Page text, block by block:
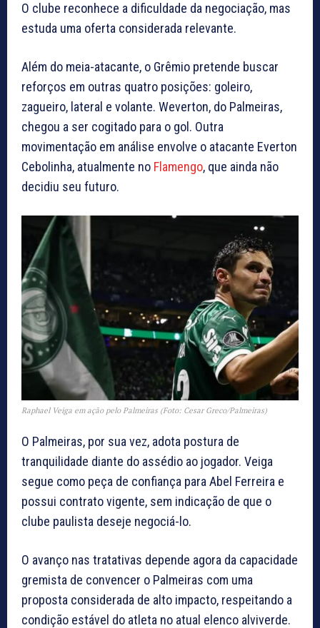
O clube reconhece a dificuldade da negociação, mas
estuda uma oferta considerada relevante.
Além do meia-atacante, o Grêmio pretende buscar
reforços em outras quatro posições: goleiro,
zagueiro, lateral e volante. Weverton, do Palmeiras,
chegou a ser cogitado para o gol. Outra
movimentação em análise envolve o atacante Everton
Cebolinha, atualmente no Flamengo, que ainda não
decidiu seu futuro.
Raphael Veiga em ação pelo Palmeiras (Foto: Cesar Greco/Palmeiras)
O Palmeiras, por sua vez, adota postura de
tranquilidade diante do assédio ao jogador. Veiga
segue como peça de confiança para Abel Ferreira e
possui contrato vigente, sem indicação de que o
clube paulista deseje negociá-lo.
O avanço nas tratativas depende agora da capacidade
gremista de convencer o Palmeiras com uma
proposta considerada de alto impacto, respeitando a
condição estável do atleta no atual elenco alviverde.